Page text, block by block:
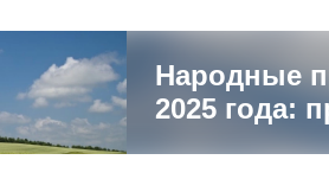
Народные
2025 года: